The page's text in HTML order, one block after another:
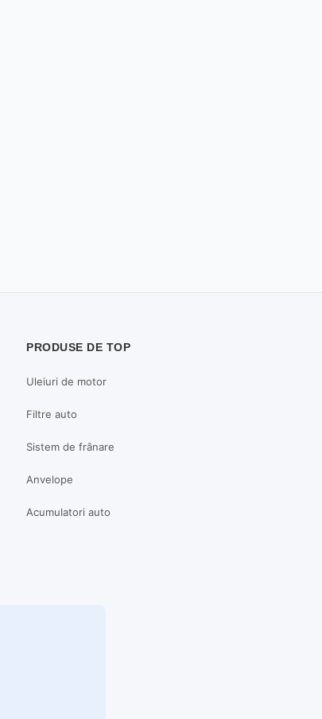
PRODUSE DE TOP
Uleiuri de motor
Filtre auto
Sistem de frânare
Anvelope
Acumulatori auto